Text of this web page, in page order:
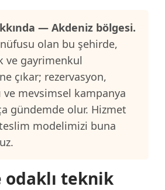
— Akdeniz bölgesi.
nüfusu olan bu şehirde,
ve gayrimenkul
çıkar; rezervasyon,
ve mevsimsel kampanya
gündemde olur. Hizmet
teslim modelimizi buna
odaklı teknik